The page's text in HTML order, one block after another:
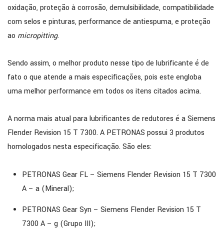
oxidação, proteção à corrosão, demulsibilidade, compatibilidade
com selos e pinturas, performance de antiespuma, e proteção
ao micropitting.
Sendo assim, o melhor produto nesse tipo de lubrificante é de
fato o que atende a mais especificações, pois este engloba
uma melhor performance em todos os itens citados acima.
A norma mais atual para lubrificantes de redutores é a Siemens
Flender Revision 15 T 7300. A PETRONAS possui 3 produtos
homologados nesta especificação. São eles:
PETRONAS Gear FL – Siemens Flender Revision 15 T 7300
A – a (Mineral);
PETRONAS Gear Syn – Siemens Flender Revision 15 T
7300 A – g (Grupo III);